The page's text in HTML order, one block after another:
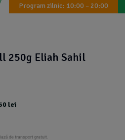
Program zilnic: 10:00 – 20:00
250g Eliah Sahil
lei
de transport gratuit.